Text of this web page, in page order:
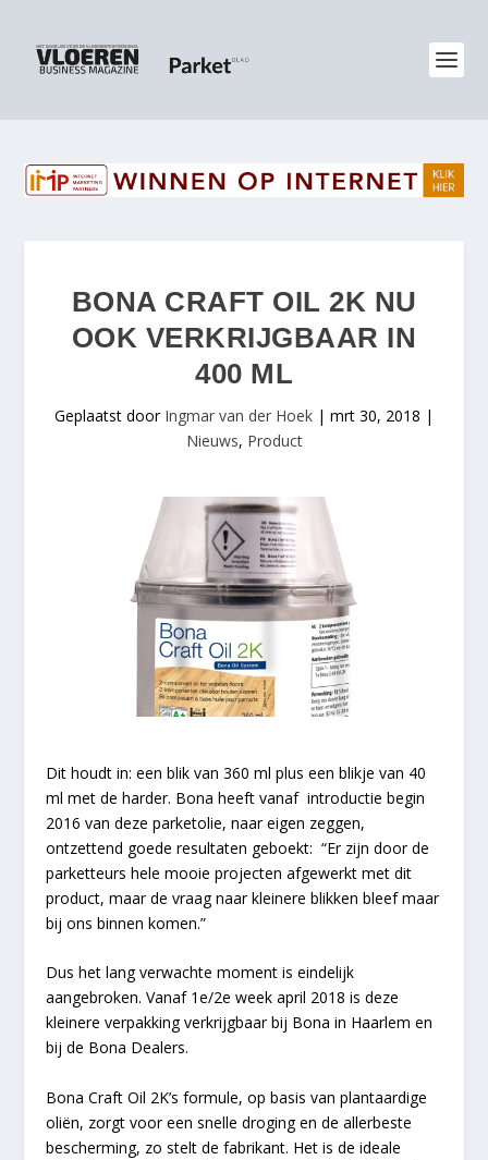
BONA CRAFT OIL 2K NU
OOK VERKRIJGBAAR IN
400 ML
Geplaatst door Ingmar van der Hoek | mrt 30, 2018 |
Nieuws, Product
Dit houdt in: een blik van 360 ml plus een blikje van 40
ml met de harder. Bona heeft vanaf introductie begin
2016 van deze parketolie, naar eigen zeggen,
ontzettend goede resultaten geboekt: “Er zijn door de
parketteurs hele mooie projecten afgewerkt met dit
product, maar de vraag naar kleinere blikken bleef maar
bij ons binnen komen.”
Dus het lang verwachte moment is eindelijk
aangebroken. Vanaf 1e/2e week april 2018 is deze
kleinere verpakking verkrijgbaar bij Bona in Haarlem en
bij de Bona Dealers.
Bona Craft Oil 2K’s formule, op basis van plantaardige
oliën, zorgt voor een snelle droging en de allerbeste
bescherming, zo stelt de fabrikant. Het is de ideale